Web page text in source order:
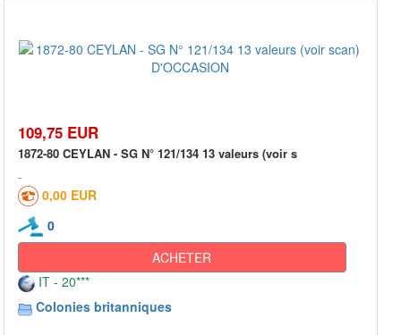
109,75 EUR
1872-80 CEYLAN - SG N° 121/134 13 valeurs (voir s
0,00 EUR
0
ACHETER
IT - 20***
Colonies britanniques